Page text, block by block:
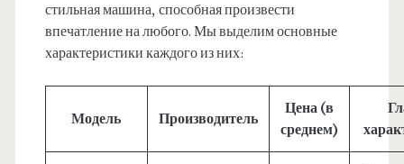
стильная машина, способная произвести
впечатление на любого. Мы выделим основные
характеристики каждого из них:
Модель Производитель
Цена (в
среднем)